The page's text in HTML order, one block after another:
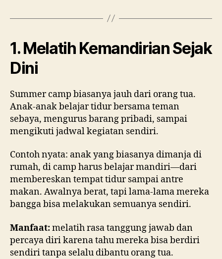
1. Melatih Kemandirian Sejak
Dini
Summer camp biasanya jauh dari orang tua.
Anak-anak belajar tidur bersama teman
sebaya, mengurus barang pribadi, sampai
mengikuti jadwal kegiatan sendiri.
Contoh nyata: anak yang biasanya dimanja di
rumah, di camp harus belajar mandiri—dari
membereskan tempat tidur sampai antre
makan. Awalnya berat, tapi lama-lama mereka
bangga bisa melakukan semuanya sendiri.
Manfaat:melatih rasa tanggung jawab dan
percaya diri karena tahu mereka bisa berdiri
sendiri tanpa selalu dibantu orang tua.